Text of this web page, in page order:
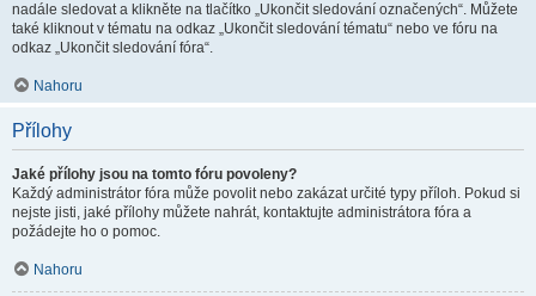
nadále sledovat a klikněte na tlačítko „Ukončit sledování označených“. Můžete
také kliknout v tématu na odkaz „Ukončit sledování tématu“ nebo ve fóru na
odkaz „Ukončit sledování fóra“.
Nahoru
Přílohy
Jaké přílohy jsou na tomto fóru povoleny?
Každý administrátor fóra může povolit nebo zakázat určité typy příloh. Pokud si
nejste jisti, jaké přílohy můžete nahrát, kontaktujte administrátora fóra a
požádejte ho o pomoc.
Nahoru